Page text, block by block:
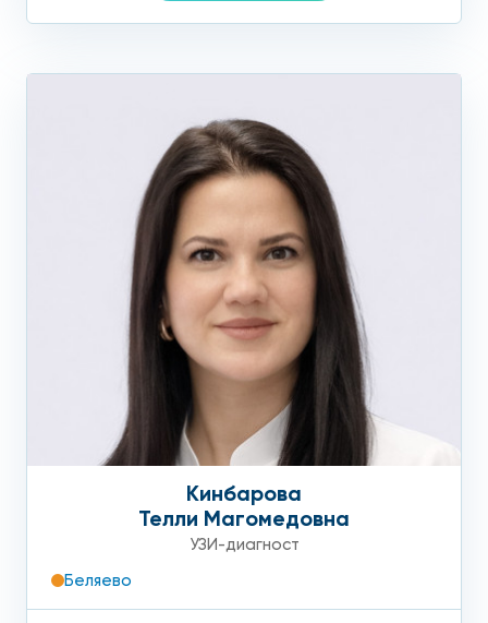
Кинбарова
Телли Магомедовна
УЗИ-диагност
Беляево